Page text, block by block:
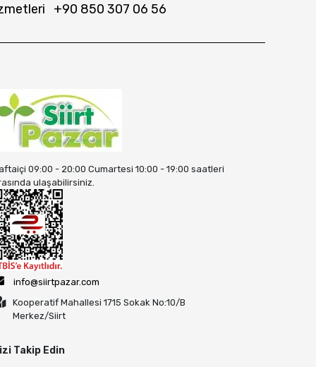
+90 850 307 06 56
09:00 - 20:00 Cumartesi 10:00 - 19:00 saatleri
ulaşabilirsiniz.
info@siirtpazar.com
Kooperatif Mahallesi 1715 Sokak No:10/B
Merkez/Siirt
Takip Edin